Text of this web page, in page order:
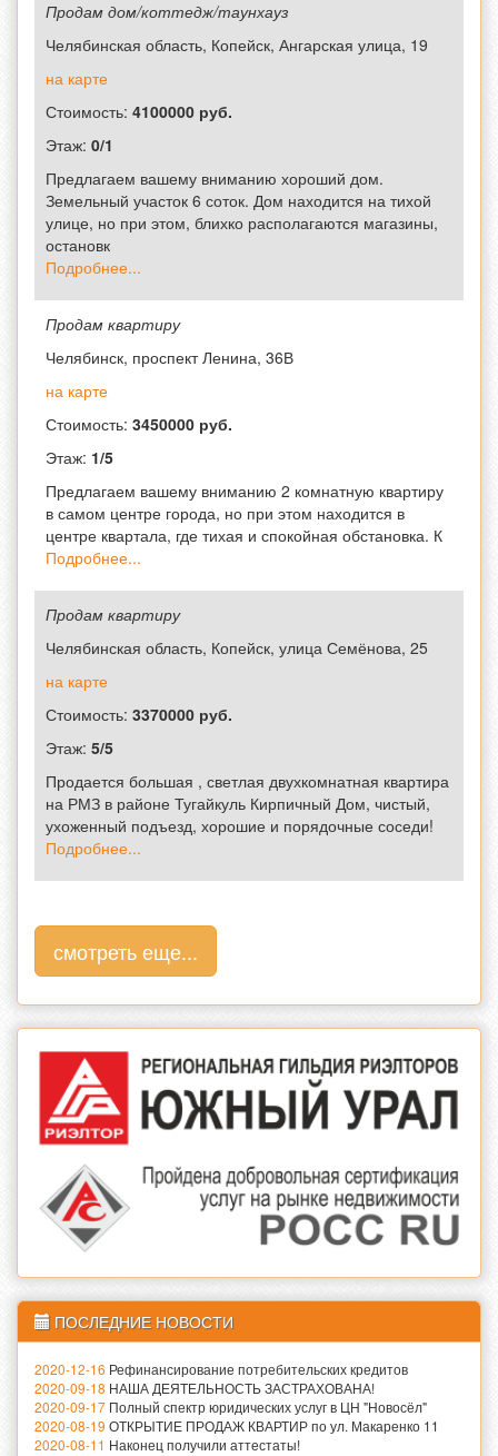
Продам дом/коттедж/таунхауз
Челябинская область, Копейск, Ангарская улица, 19
на карте
Стоимость: 4100000 руб.
Этаж: 0/1
Предлагаем вашему вниманию хороший дом.
Земельный участок 6 соток. Дом находится на тихой
улице, но при этом, блихко располагаются магазины,
остановк
Подробнее...
Продам квартиру
Челябинск, проспект Ленина, 36В
на карте
Стоимость: 3450000 руб.
Этаж: 1/5
Предлагаем вашему вниманию 2 комнатную квартиру
в самом центре города, но при этом находится в
центре квартала, где тихая и спокойная обстановка. К
Подробнее...
Продам квартиру
Челябинская область, Копейск, улица Семёнова, 25
на карте
Стоимость: 3370000 руб.
Этаж: 5/5
Продается большая , светлая двухкомнатная квартира
на РМЗ в районе Тугайкуль Кирпичный Дом, чистый,
ухоженный подъезд, хорошие и порядочные соседи!
Подробнее...
смотреть еще...
ПОСЛЕДНИЕ НОВОСТИ
2020-12-16 Рефинансирование потребительских кредитов
2020-09-18 НАША ДЕЯТЕЛЬНОСТЬ ЗАСТРАХОВАНА!
2020-09-17 Полный спектр юридических услуг в ЦН "Новосёл"
2020-08-19 ОТКРЫТИЕ ПРОДАЖ КВАРТИР по ул. Макаренко 11
2020-08-11 Наконец получили аттестаты!